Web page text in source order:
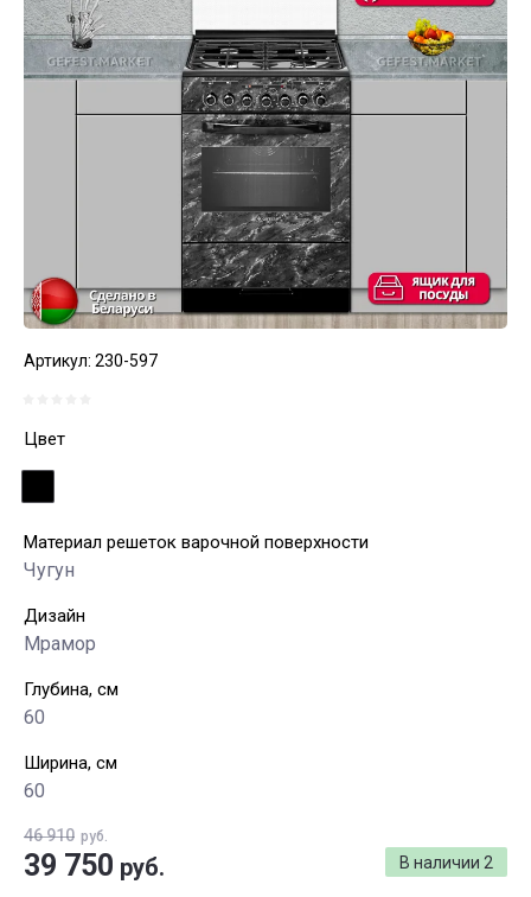
Артикул: 230-597
Цвет
Материал решеток варочной поверхности
Чугун
Дизайн
Мрамор
Глубина, см
60
Ширина, см
60
В наличии 2
46 910 руб.
39 750 руб.